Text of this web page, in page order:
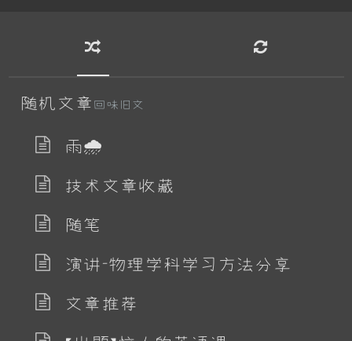
随机文章 回味旧文
雨🌧
技术文章收藏
随笔
演讲-物理学科学习方法分享
文章推荐